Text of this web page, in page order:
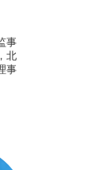
事
北
事